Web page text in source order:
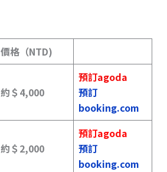
價格（NTD)
約＄4,000
預訂agoda
預訂
booking.com
約＄2,000
預訂agoda
預訂
booking.com